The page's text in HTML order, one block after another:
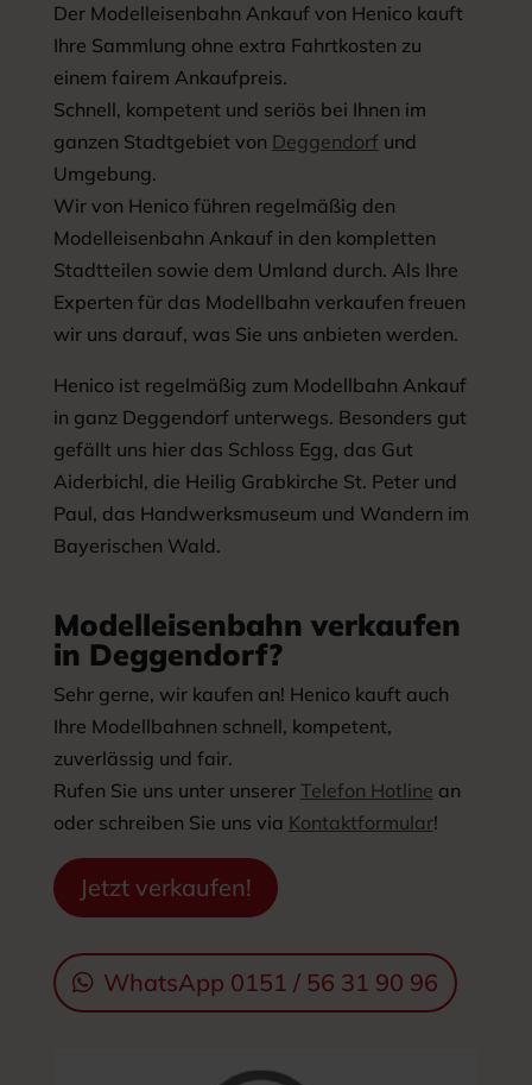
Der Modelleisenbahn Ankauf von Henico kauft
Ihre Sammlung ohne extra Fahrtkosten zu
einem fairem Ankaufpreis.
Schnell, kompetent und seriös bei Ihnen im
ganzen Stadtgebiet von Deggendorf und
Umgebung.
Wir von Henico führen regelmäßig den
Modelleisenbahn Ankauf in den kompletten
Stadtteilen sowie dem Umland durch. Als Ihre
Experten für das Modellbahn verkaufen freuen
wir uns darauf, was Sie uns anbieten werden.
Henico ist regelmäßig zum Modellbahn Ankauf
in ganz Deggendorf unterwegs. Besonders gut
gefällt uns hier das Schloss Egg, das Gut
Aiderbichl, die Heilig Grabkirche St. Peter und
Paul, das Handwerksmuseum und Wandern im
Bayerischen Wald.
Modelleisenbahn verkaufen
in Deggendorf?
Sehr gerne, wir kaufen an! Henico kauft auch
Ihre Modellbahnen schnell, kompetent,
zuverlässig und fair.
Rufen Sie uns unter unserer Telefon Hotline an
oder schreiben Sie uns via Kontaktformular!
Jetzt verkaufen!
WhatsApp 0151 / 56 31 90 96